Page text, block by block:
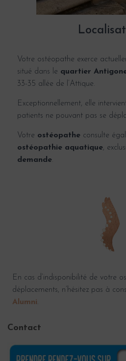
Votre ostéopathe exerce
situé dans le quartier
33-35 allée de l’Attique.
Exceptionnellement, elle
patients ne pouvant pas se
Votre ostéopathe consulte
ostéopathie aquatique,
demande.
En cas d’indisponibilité de votre
déplacements, n’hésitez pas à
Alumni.
Contact